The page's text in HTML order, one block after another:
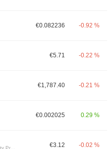
€0.082236 -0.92 %
€5.71 -0.22 %
€1,787.40 -0.21 %
€0.002025 0.29 %
€3.12 -0.02 %